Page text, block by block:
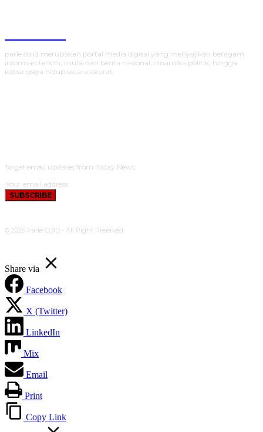
parle.co.id merupakan portal media digital yang menyajikan beragam
informasi terkini, mulai dari berita nasional, dinamika politik, hingga
kabar gaya hidup secara akurat.
To get email updates from Today News.
SUBSCRIBE
© 2026 Parle COID - All Right Reserved
Share via
Facebook
X (Twitter)
LinkedIn
Mix
Email
Print
Copy Link